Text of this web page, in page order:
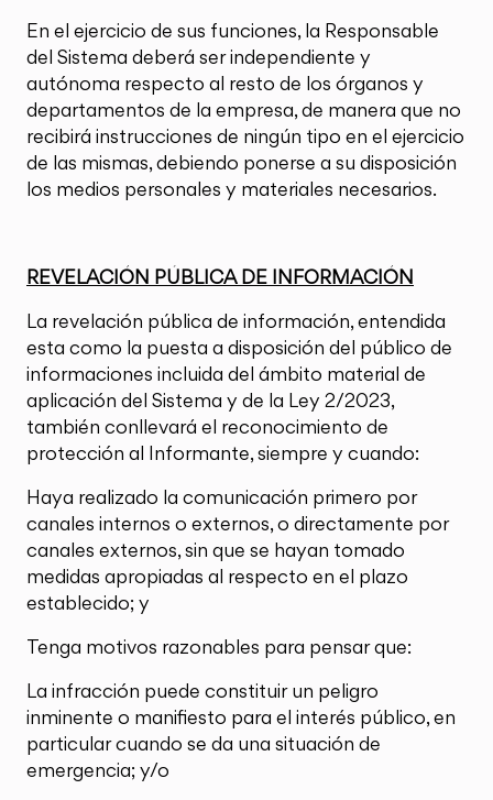
En el ejercicio de sus funciones, la Responsable
del Sistema deberá ser independiente y
autónoma respecto al resto de los órganos y
departamentos de la empresa, de manera que no
recibirá instrucciones de ningún tipo en el ejercicio
de las mismas, debiendo ponerse a su disposición
los medios personales y materiales necesarios.
REVELACIÓN PÚBLICA DE INFORMACIÓN
La revelación pública de información, entendida
esta como la puesta a disposición del público de
informaciones incluida del ámbito material de
aplicación del Sistema y de la Ley 2/2023,
también conllevará el reconocimiento de
protección al Informante, siempre y cuando:
Haya realizado la comunicación primero por
canales internos o externos, o directamente por
canales externos, sin que se hayan tomado
medidas apropiadas al respecto en el plazo
establecido; y
Tenga motivos razonables para pensar que:
La infracción puede constituir un peligro
inminente o manifiesto para el interés público, en
particular cuando se da una situación de
emergencia; y/o